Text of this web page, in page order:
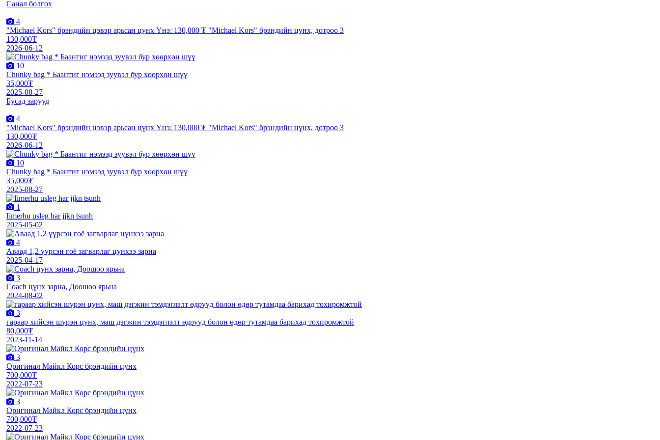
Санал болгох
4
"Michael Kors" брэндийн цэвэр арьсан цүнх Үнэ: 130,000 ₮ "Michael Kors" брэндийн цүнх, дотроо 3
130,000₮
2026-06-12
10
Chunky bag * Баантиг нэмээд зуувэл бур хөөрхөн шүү
35,000₮
2025-08-27
Бусад зарууд
4
"Michael Kors" брэндийн цэвэр арьсан цүнх Үнэ: 130,000 ₮ "Michael Kors" брэндийн цүнх, дотроо 3
130,000₮
2026-06-12
10
Chunky bag * Баантиг нэмээд зуувэл бур хөөрхөн шүү
35,000₮
2025-08-27
1
Iimerhu usleg har jjkn tsunh
2025-05-02
4
Аваад 1,2 үүрсэн гоё загварлаг цүнхээ зарна
2025-04-17
3
Coach цүнх зарна, Доошоо ярьна
2024-08-02
3
гараар хийсэн шүрэн цүнх, маш дэгжин тэмдэглэлт өдрүүд болон өдөр тутамдаа барихад тохиромжтой
80,000₮
2023-11-14
3
Оригинал Майкл Корс брэндийн цүнх
700,000₮
2022-07-23
3
Оригинал Майкл Корс брэндийн цүнх
700,000₮
2022-07-23